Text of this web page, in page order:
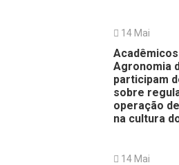
14 Mai
Agronomia
participam
sobre
operação
na cultura
14 Mai